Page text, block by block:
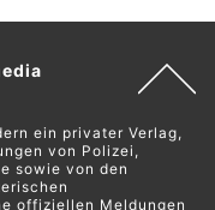
ein privater Verlag,
von Polizei,
sowie von den
offiziellen Meldungen